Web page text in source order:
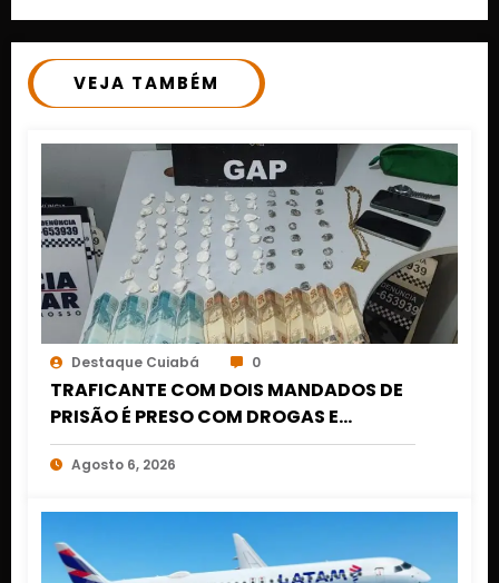
VEJA TAMBÉM
Destaque Cuiabá 0
TRAFICANTE COM DOIS MANDADOS DE
PRISÃO É PRESO COM DROGAS E
DINHEIRO NO 1º DE MARÇO EM CUIABÁ
Agosto 6, 2026